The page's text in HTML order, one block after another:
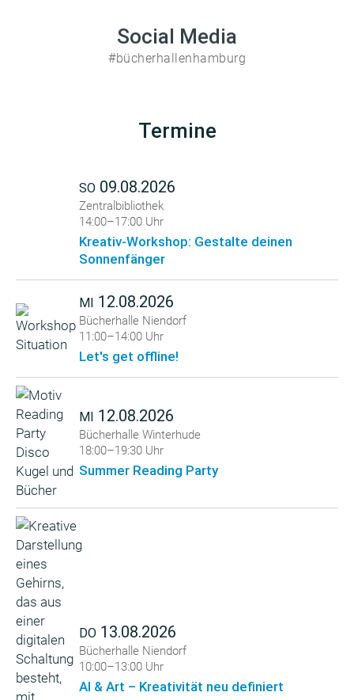
Social Media
#bücherhallenhamburg
Termine
SO 09.08.2026
Zentralbibliothek
14:00–17:00 Uhr
Kreativ-Workshop: Gestalte deinen
Sonnenfänger
MI 12.08.2026
Bücherhalle Niendorf
11:00–14:00 Uhr
Let's get offline!
MI 12.08.2026
Bücherhalle Winterhude
18:00–19:30 Uhr
Summer Reading Party
DO 13.08.2026
Bücherhalle Niendorf
10:00–13:00 Uhr
AI & Art – Kreativität neu definiert